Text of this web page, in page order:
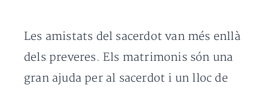
Les amistats del sacerdot van més enllà
dels preveres. Els matrimonis són una
gran ajuda per al sacerdot i un lloc de